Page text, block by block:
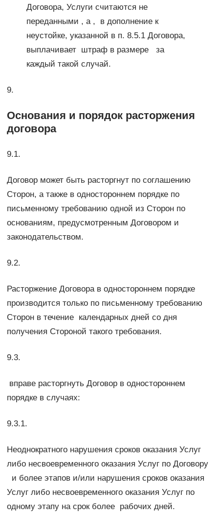
Договора, Услуги считаются не
переданными , а , в дополнение к
неустойке, указанной в п. 8.5.1 Договора,
выплачивает штраф в размере за
каждый такой случай.
9.
Основания и порядок расторжения
договора
9.1.
Договор может быть расторгнут по соглашению
Сторон, а также в одностороннем порядке по
письменному требованию одной из Сторон по
основаниям, предусмотренным Договором и
законодательством.
9.2.
Расторжение Договора в одностороннем порядке
производится только по письменному требованию
Сторон в течение календарных дней со дня
получения Стороной такого требования.
9.3.
вправе расторгнуть Договор в одностороннем
порядке в случаях:
9.3.1.
Неоднократного нарушения сроков оказания Услуг
либо несвоевременного оказания Услуг по Договору
и более этапов и/или нарушения сроков оказания
Услуг либо несвоевременного оказания Услуг по
одному этапу на срок более рабочих дней.